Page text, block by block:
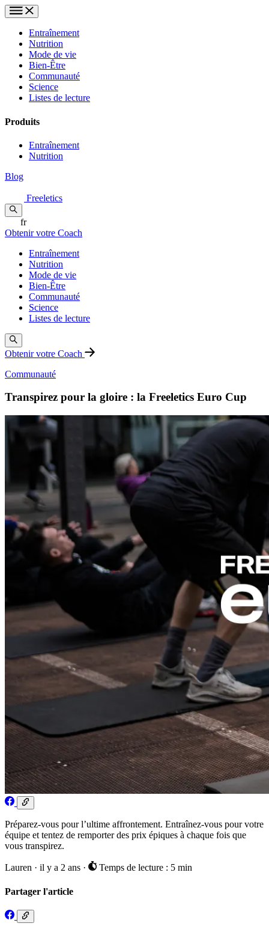
Entraînement
Nutrition
Mode de vie
Bien-Être
Communauté
Science
Listes de lecture
Produits
Entraînement
Nutrition
Blog
Freeletics
fr
Obtenir votre Coach
Entraînement
Nutrition
Mode de vie
Bien-Être
Communauté
Science
Listes de lecture
Obtenir votre Coach
Communauté
Transpirez pour la gloire : la Freeletics Euro Cup
Préparez-vous pour l’ultime affrontement. Entraînez-vous pour votre
équipe et tentez de remporter des prix épiques à chaque fois que
vous transpirez.
Lauren · il y a 2 ans · Temps de lecture : 5 min
Partager l'article